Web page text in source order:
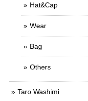
Hat&Cap
Wear
Bag
Others
Taro Washimi